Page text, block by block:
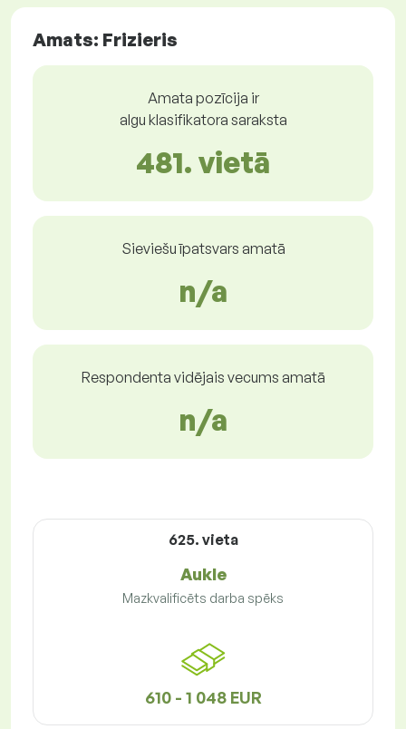
Amats: Frizieris
Amata pozīcija ir
algu klasifikatora saraksta
481. vietā
Sieviešu īpatsvars amatā
n/a
Respondenta vidējais vecums amatā
n/a
625. vieta
Aukle
Mazkvalificēts darba spēks
610 - 1 048 EUR